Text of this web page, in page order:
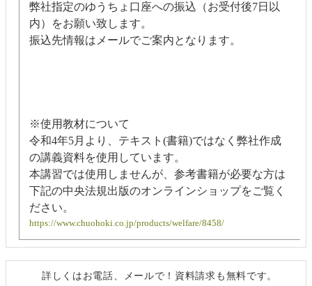
弊社指定のゆうちょ口座への振込（お受付後7日以
内）をお願い致します。
振込先情報はメールでご案内となります。
※使用教材について
令和4年5月より、テキスト(書籍)ではなく弊社作成
の講義資料を使用しています。
本講習では使用しませんが、参考書籍が必要な方は
下記の中央法規出版のオンラインショップをご覧く
ださい。
https://www.chuohoki.co.jp/products/welfare/8458/
詳しくはお電話、メールで！資料請求も無料です。